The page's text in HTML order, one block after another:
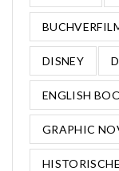
DISNEY
ENGLISH
GRAPHIC